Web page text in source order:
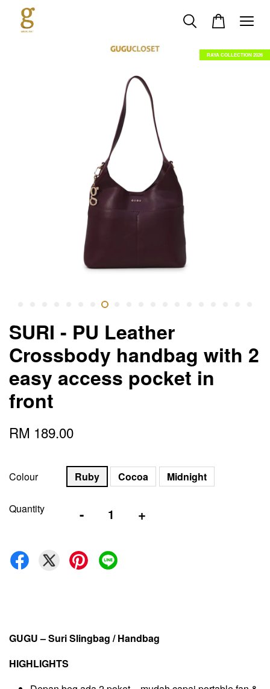
RAYA COLLECTION 2026
SURI - PU Leather
Crossbody handbag with 2
easy access pocket in
front
RM 189.00
Colour Ruby Cocoa Midnight
Quantity - +
GUGU – Suri Slingbag / Handbag
HIGHLIGHTS